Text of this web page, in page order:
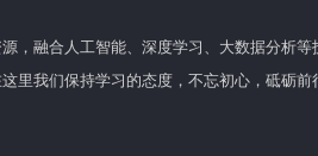
源，融合人工智能、深度学习、大数据分析
这里我们保持学习的态度，不忘初心，砥砺前